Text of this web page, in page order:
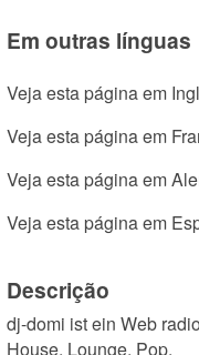
Em outras línguas
Veja esta página em
Veja esta página em
Veja esta página em
Veja esta página em
Descrição
dj-domi ist ein Web
House, Lounge, Pop.